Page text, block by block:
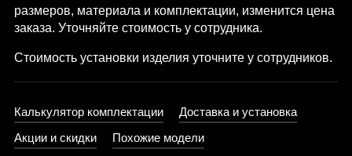
размеров, материала и комплектации, изменится цена
заказа. Уточняйте стоимость у сотрудника.
Стоимость установки изделия уточните у сотрудников.
Калькулятор комплектации
Доставка и установка
Акции и скидки
Похожие модели